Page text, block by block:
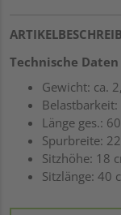
Technische Daten
Gewicht: ca.
Länge ges.:
Spurbreite:
Sitzhöhe: 18
Sitzlänge: 40